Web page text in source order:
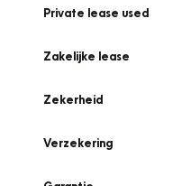
Private lease used
Zakelijke lease
Zekerheid
Verzekering